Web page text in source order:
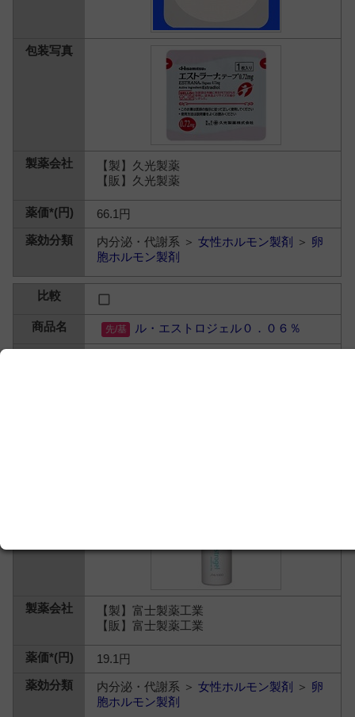
【製】久光製薬
【販】久光製薬
66.1円
内分泌・代謝系 ＞女性ホルモン製剤 ＞ 卵
胞ホルモン製剤
ル・エストロジェル０．０６％
【製】富士製薬工業
【販】富士製薬工業
19.1円
内分泌・代謝系 ＞女性ホルモン製剤 ＞ 卵
胞ホルモン製剤